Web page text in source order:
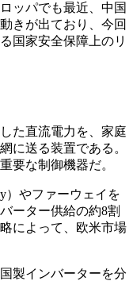
ッパでも最近、中国
きが出ており、今回
国家安全保障上のリ
た直流電力を、家庭
に送る装置である。
要な制御機器だ。
）やファーウェイを
ーター供給の約8割
によって、欧米市場
製インバーターを分